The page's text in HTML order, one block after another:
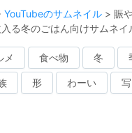
YouTubeのサムネイル > 賑
る冬のごはん向けサムネイ
メ 食べ物 冬
形 わーい